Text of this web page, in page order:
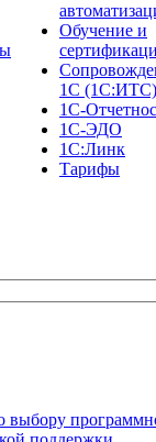
Обучение и
1С (1С:ИТС)
1С-
1С-ЭДО
1С:Линк
Тарифы
выбору